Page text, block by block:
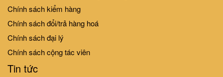
Lift-The-Flap-Lật mở khám phá
- First 100 Words - 100 từ đầu
tiên về thế giới quanh em
151.000₫
Chính sách kiểm hàng
Chính sách đổi/trả hàng hoá
Chính sách đại lý
Chính sách cộng tác viên
Tin tức